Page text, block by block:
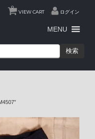
VIEW CART
0
ログイン
MENU
検索